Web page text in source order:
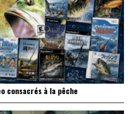
consacrés à la pêche